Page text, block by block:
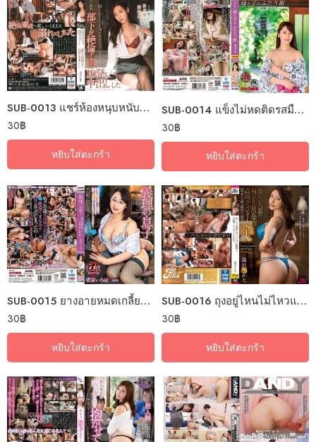
SUB-0013 แชร์ห้องหนุบหนับกินตับติดลม
30฿
หยิบใส่ตะกร้า
SUB-0014 แข็งไม่หดติดรสมือแม่
30฿
หยิบใส่ตะกร้า
SUB-0015 ยางอายหมดเกลี้ยงแม่เลี้ยงรอบจัด
30฿
หยิบใส่ตะกร้า
SUB-0016 ถุงอยู่ไหนไม่ไหวแล้วอา
30฿
หยิบใส่ตะกร้า